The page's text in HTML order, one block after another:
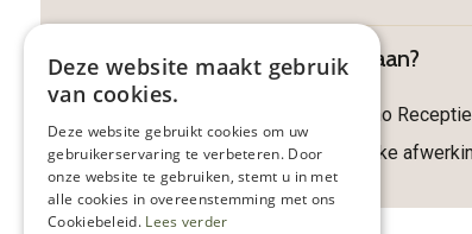
Welke formules bieden jullie aan?
We hebben diverse formules: Amivino
tapas. Naast onze formules wordt elke
Deze website maakt gebruik
van cookies.
Deze website gebruikt cookies om uw
gebruikerservaring te verbeteren. Door
onze website te gebruiken, stemt u in met
alle cookies in overeenstemming met ons
Cookiebeleid. Lees verder